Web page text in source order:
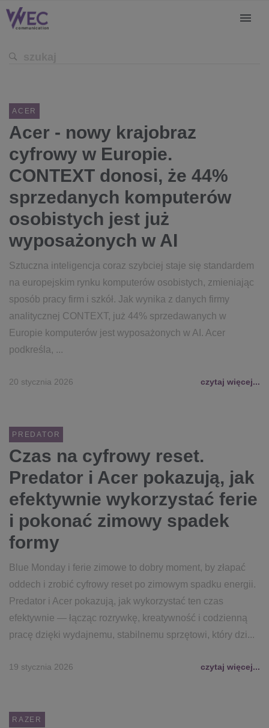
ACER
Acer - nowy krajobraz
cyfrowy w Europie.
CONTEXT donosi, że 44%
sprzedanych komputerów
osobistych jest już
wyposażonych w AI
Sztuczna inteligencja coraz szybciej staje się standardem
na europejskim rynku komputerów osobistych, zmieniając
sposób pracy firm i szkół. Jak wynika z danych firmy
analitycznej CONTEXT, już 44% sprzedawanych w
Europie komputerów jest wyposażonych w AI. Acer
podkreśla, ...
20 stycznia 2026 czytaj więcej...
PREDATOR
Czas na cyfrowy reset.
Predator i Acer pokazują, jak
efektywnie wykorzystać ferie
i pokonać zimowy spadek
formy
Blue Monday i ferie zimowe to dobry moment, by złapać
oddech i zrobić cyfrowy reset po zimowym spadku energii.
Predator i Acer pokazują, jak wykorzystać ten czas
efektywnie — łącząc rozrywkę, kreatywność i codzienną
pracę dzięki wydajnemu, stabilnemu sprzętowi, który dzi...
19 stycznia 2026 czytaj więcej...
RAZER